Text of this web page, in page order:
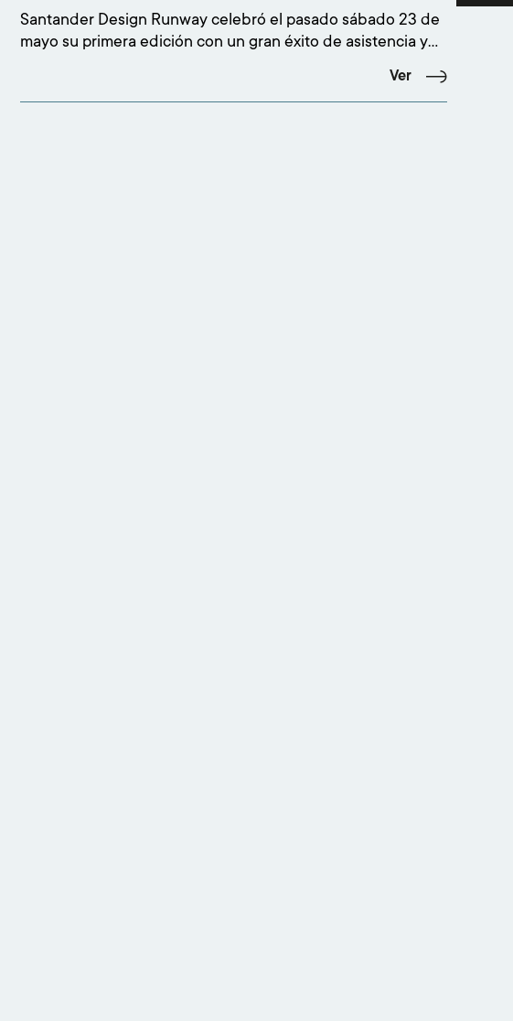
Santander Design Runway celebró el pasado sábado 23 de
mayo su primera edición con un gran éxito de asistencia y
concesionario Adarsa Mercedes-Benz de Santander. La cita
confirmó el interés creciente por la moda emergente y cons
Ver